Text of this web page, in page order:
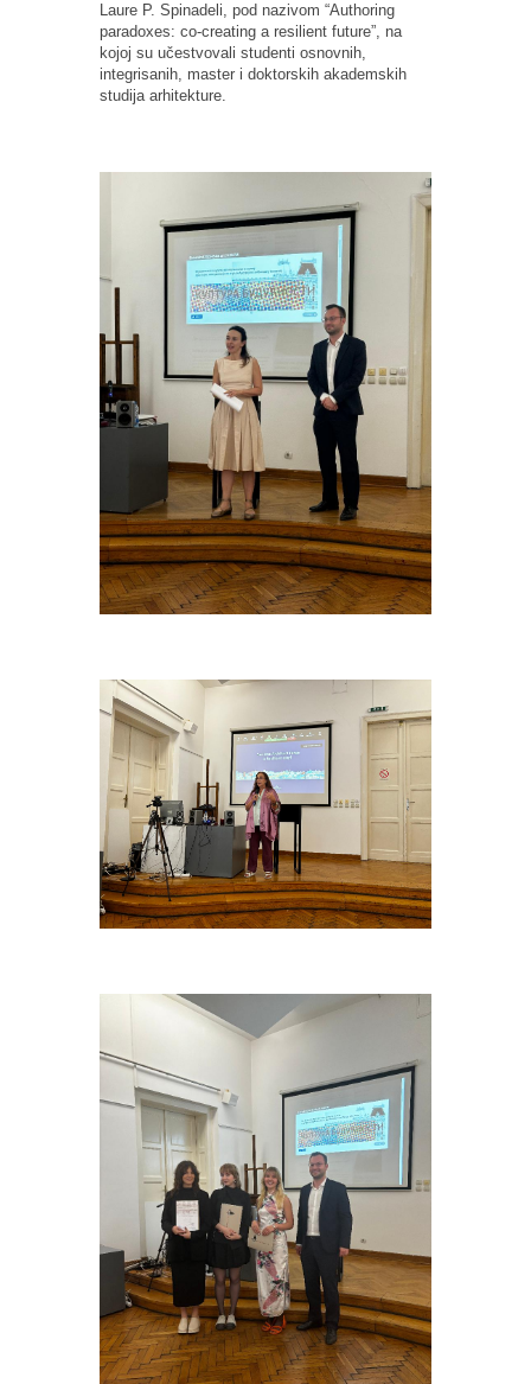
Laure P. Spinadeli, pod nazivom “Authoring
paradoxes: co-creating a resilient future”, na
kojoj su učestvovali studenti osnovnih,
integrisanih, master i doktorskih akademskih
studija arhitekture.